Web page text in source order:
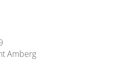
Amberg